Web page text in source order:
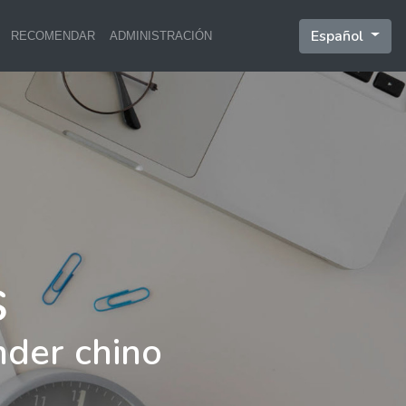
RECOMENDAR ADMINISTRACIÓN Español
chino